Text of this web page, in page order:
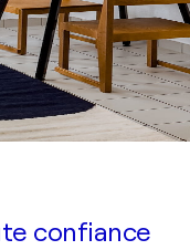
confiance